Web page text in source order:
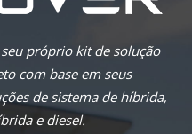
próprio kit de solução
com base em seus
de sistema de híbrida,
e diesel.